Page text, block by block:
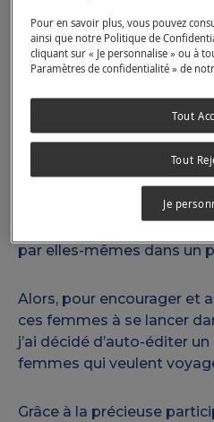
se pose tellement de
seule qui voyage c’est
vais me sentir seule ?
débrouillarde ?
Chaque année, plus de
dans le monde voyagent
nombreuses sont celles
souvent par peur de se
par elles-mêmes dans un
Alors, pour encourager et
ces femmes à se lancer
j’ai décidé d’auto-éditer
femmes qui veulent
Grâce à la précieuse
Pour en savoir plus, vous pouvez
ainsi que notre Politique de
cliquant sur « Je personnalise » ou à
Paramètres de confidentialité » de
Tout
Tout
Je